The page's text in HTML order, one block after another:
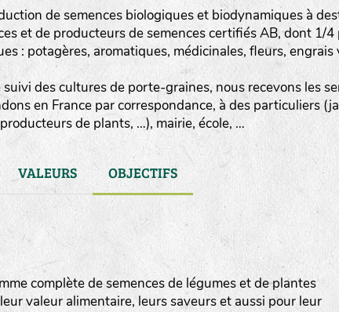
de semences biologiques et biodynamiques à
et de producteurs de semences certifiés AB, dont 1/
: potagères, aromatiques, médicinales, fleurs,
des cultures de porte-graines, nous recevons les
en France par correspondance, à des particuliers
de plants, …), mairie, école, …
VALEURS OBJECTIFS
complète de semences de légumes et de plantes
valeur alimentaire, leurs saveurs et aussi pour leur